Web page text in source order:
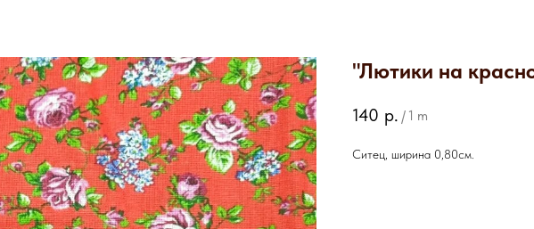
"Лютики на
140 р. / 1 m
Ситец, ширина 0,80см.